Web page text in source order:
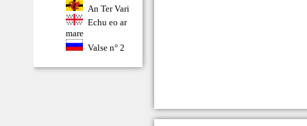
An Ter Vari
Echu eo ar
mare
Valse n° 2